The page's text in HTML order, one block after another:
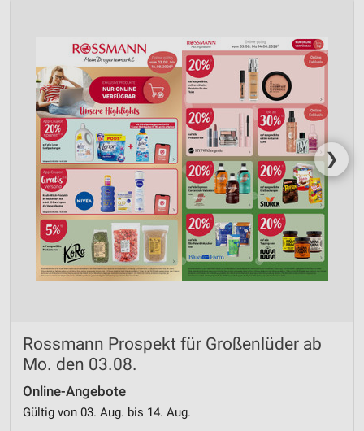
❯
Rossmann Prospekt für Großenlüder ab
Mo. den 03.08.
Online-Angebote
Gültig von 03. Aug. bis 14. Aug.